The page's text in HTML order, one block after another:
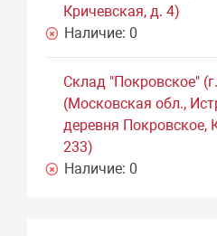
Кричевская, д. 4)
Наличие: 0
Склад "Покровское"
(Московская обл.,
деревня Покровское,
233)
Наличие: 0